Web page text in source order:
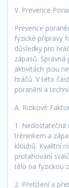
V. Prevence
Prevence
fyzické přípravy
důsledky pro
zápasů.
aktivitách jsou
hráčů. V této
poranění a
A. Rizikové
1. Nedostatečná
tréninkem a
kloubů. Kvalitní
protahování
tělo na fyzickou
2. Přetížení a